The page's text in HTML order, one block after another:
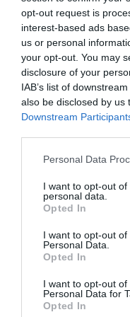
opt-out request is
interest-based ads
us or personal
your opt-out. You may
disclosure of your
IAB’s list of
also be disclosed by us
Downstream
Personal Data
I want to opt-out
personal data.
Opted In
I want to opt-out
Personal Data.
Opted In
I want to opt-out
Personal Data for
Opted In
valora Ferré. El
parellada,
principalmente.
extranjeras como
cabernet.
De todas maneras,
tienen
clima más seco o
mejor son las
climáticas del
razón cree que
y reclama